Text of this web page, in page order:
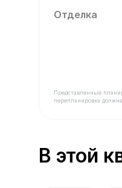
Отделка
Представленные
перепланировка
В этой